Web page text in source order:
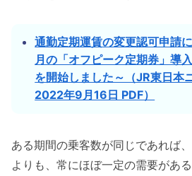
通勤定期運賃の変更認可申請
月の「オフピーク定期券」導
を開始しました～（JR東日本
2022年9月16日 PDF）
ある期間の乗客数が同じであれば
よりも、常にほぼ一定の需要があ